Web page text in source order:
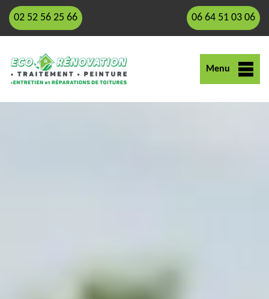
02 52 56 25 66 06 64 51 03 06
Menu